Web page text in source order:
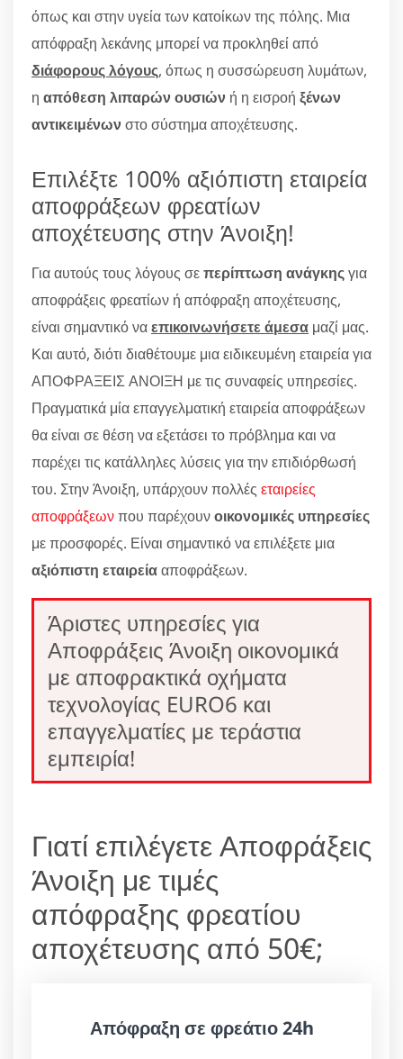
όπως και στην υγεία των κατοίκων της πόλης. Μια
απόφραξη λεκάνης μπορεί να προκληθεί από
διάφορους λόγους, όπως η συσσώρευση λυμάτων,
η απόθεση λιπαρών ουσιών ή η εισροή ξένων
αντικειμένωνστο σύστημα αποχέτευσης.
Επιλέξτε 100% αξιόπιστη εταιρεία
αποφράξεων φρεατίων
αποχέτευσης στην Άνοιξη!
Για αυτούς τους λόγους σεπερίπτωση ανάγκηςγια
αποφράξεις φρεατίων ή απόφραξη αποχέτευσης,
είναι σημαντικό ναεπικοινωνήσετε άμεσα μαζί μας.
Και αυτό, διότι διαθέτουμε μια ειδικευμένη εταιρεία για
ΑΠΟΦΡΑΞΕΙΣ ΑΝΟΙΞΗ με τις συναφείς υπηρεσίες.
Πραγματικά μία επαγγελματική εταιρεία αποφράξεων
θα είναι σε θέση να εξετάσει το πρόβλημα και να
παρέχει τις κατάλληλες λύσεις για την επιδιόρθωσή
του. Στην Άνοιξη, υπάρχουν πολλές εταιρείες
αποφράξεωνπου παρέχουνοικονομικές υπηρεσίες
με προσφορές. Είναι σημαντικό να επιλέξετε μια
αξιόπιστη εταιρείααποφράξεων.
Άριστες υπηρεσίες για
Αποφράξεις Άνοιξη οικονομικά
με αποφρακτικά οχήματα
τεχνολογίας EURO6 και
επαγγελματίες με τεράστια
εμπειρία!
Γιατί επιλέγετε Αποφράξεις
Άνοιξη με τιμές
απόφραξης φρεατίου
αποχέτευσης από 50€;
Απόφραξη σε φρεάτιο 24h